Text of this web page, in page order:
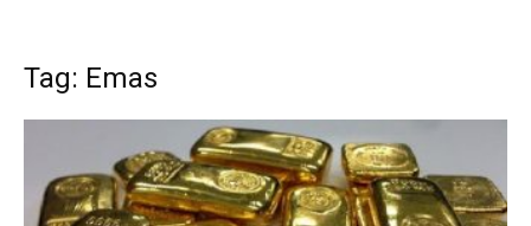
Tag: Emas